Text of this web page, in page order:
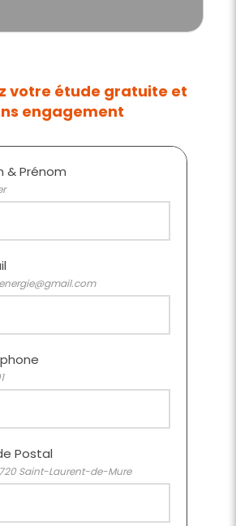
votre étude gratuite et
engagement
& Prénom
Postal
Saint-Laurent-de-Mure